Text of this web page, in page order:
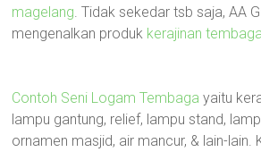
magelang. Tidak sekedar tsb saja, AA
mengenalkan produk kerajinan
Contoh Seni Logam Tembaga yaitu
lampu gantung, relief, lampu stand,
ornamen masjid, air mancur, & lain-lain.